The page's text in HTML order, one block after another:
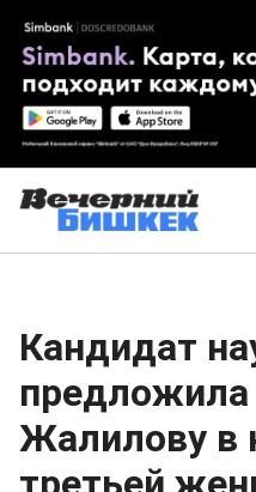
Кандидат
предложила
Жалилову в